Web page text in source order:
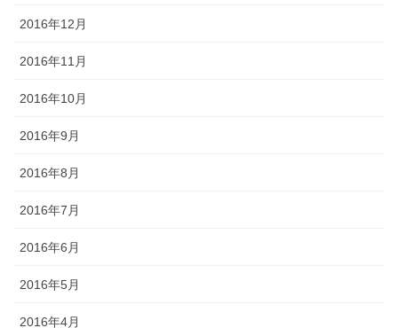
2016年12月
2016年11月
2016年10月
2016年9月
2016年8月
2016年7月
2016年6月
2016年5月
2016年4月